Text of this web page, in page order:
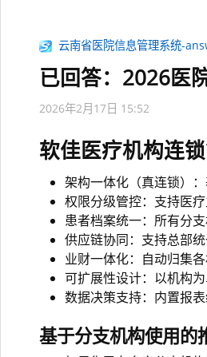
云南省医院信息管理系统-
已回答：2026医
2026年2月17日 15:52
软佳医疗机构连
架构一体化（真连锁）
权限分级管控：支持医
患者档案统一：所有分
供应链协同：支持总部
业财一体化：自动归集
可扩展性设计：以机构
数据决策支持：内置报
基于分支机构使用的